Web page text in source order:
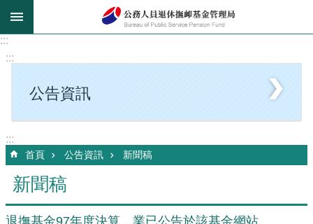
跳到主要內容區塊
:::
:::
公告資訊
:::
首頁 公告資訊 新聞稿
新聞稿
退撫基金97年度決算，業已公告於該基金網站